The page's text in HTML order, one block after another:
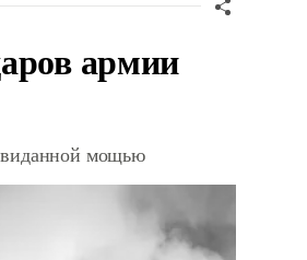
армии
мощью